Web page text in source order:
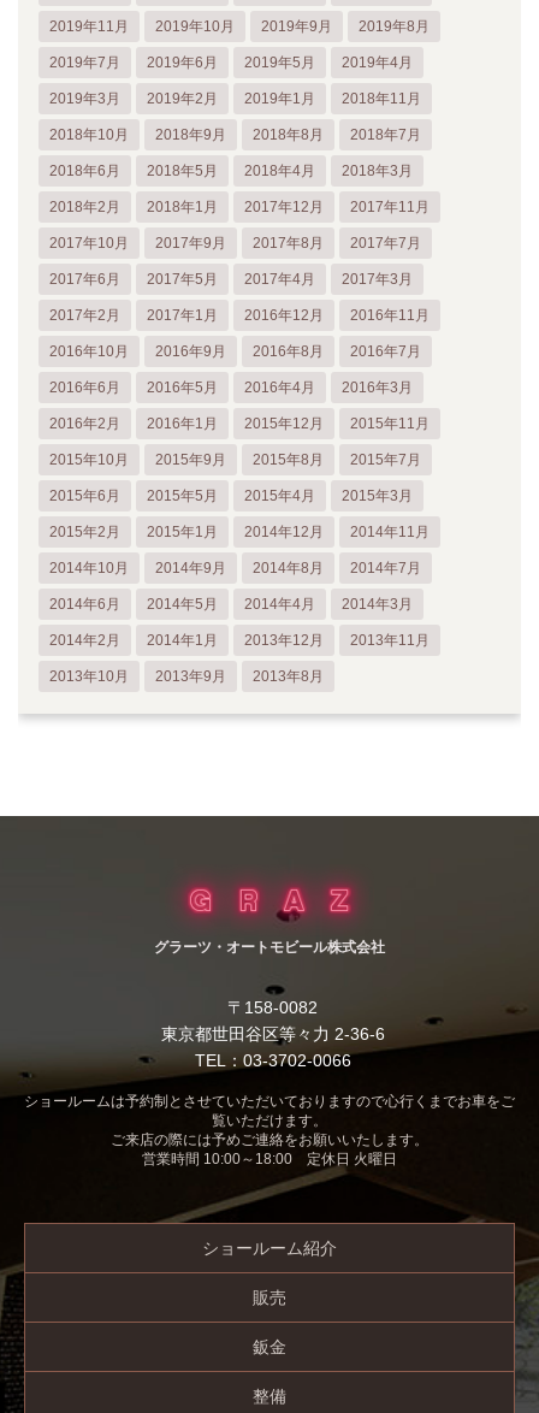
2019年11月 2019年10月 2019年9月 2019年8月
2019年7月 2019年6月 2019年5月 2019年4月
2019年3月 2019年2月 2019年1月 2018年11月
2018年10月 2018年9月 2018年8月 2018年7月
2018年6月 2018年5月 2018年4月 2018年3月
2018年2月 2018年1月 2017年12月 2017年11月
2017年10月 2017年9月 2017年8月 2017年7月
2017年6月 2017年5月 2017年4月 2017年3月
2017年2月 2017年1月 2016年12月 2016年11月
2016年10月 2016年9月 2016年8月 2016年7月
2016年6月 2016年5月 2016年4月 2016年3月
2016年2月 2016年1月 2015年12月 2015年11月
2015年10月 2015年9月 2015年8月 2015年7月
2015年6月 2015年5月 2015年4月 2015年3月
2015年2月 2015年1月 2014年12月 2014年11月
2014年10月 2014年9月 2014年8月 2014年7月
2014年6月 2014年5月 2014年4月 2014年3月
2014年2月 2014年1月 2013年12月 2013年11月
2013年10月 2013年9月 2013年8月
グラーツ・オートモビール株式会社
〒158-0082
東京都世田谷区等々力 2-36-6
TEL：03-3702-0066
ショールームは予約制とさせていただいておりますので心行くまでお車をご
覧いただけます。
ご来店の際には予めご連絡をお願いいたします。
営業時間 10:00～18:00 定休日 火曜日
ショールーム紹介
販売
鈑金
整備